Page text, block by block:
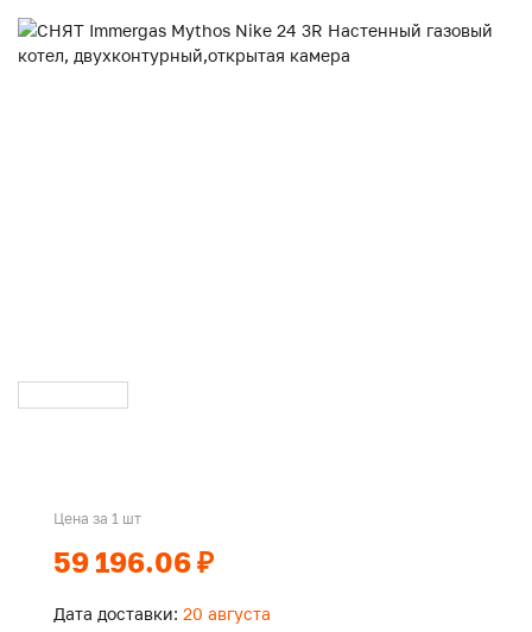
Цена за 1 шт
59 196.06 ₽
Дата доставки: 20 августа